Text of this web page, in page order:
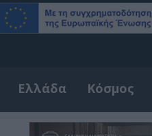
Ελλάδα Κόσμος